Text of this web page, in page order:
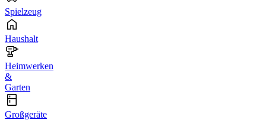
Spielzeug
Haushalt
Heimwerken
&
Garten
Großgeräte